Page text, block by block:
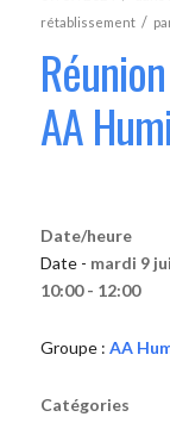
rétablissement /
AA
Date/heure
Date - mardi 9
10:00 - 12:00
Groupe : AA
Catégories